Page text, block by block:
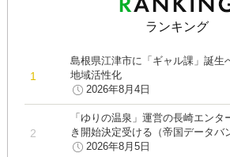
ランキング
島根県江津市に「ギャル課」誕
地域活性化
2026年8月4日
「ゆりの温泉」運営の長崎エン
き開始決定受ける（帝国データバ
2026年8月5日